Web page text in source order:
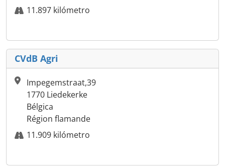
11.897 kilómetro
CVdB Agri
Impegemstraat,39
1770 Liedekerke
Bélgica
Région flamande
11.909 kilómetro